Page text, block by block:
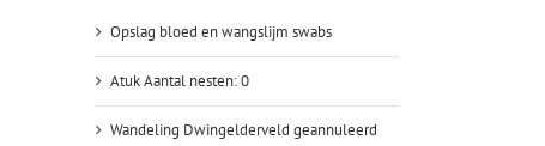
Opslag bloed en wangslijm swabs
Atuk Aantal nesten: 0
Wandeling Dwingelderveld geannuleerd